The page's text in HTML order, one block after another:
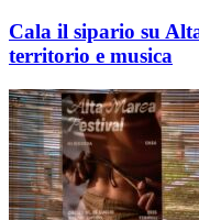
Cala il sipario su
territorio e musica